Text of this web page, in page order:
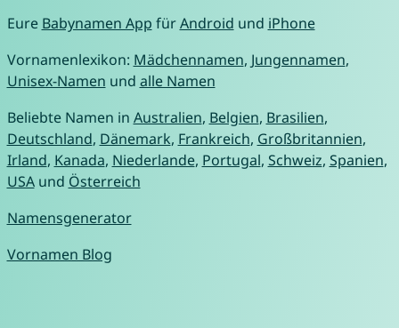
Eure Babynamen App fürAndroid und iPhone
Vornamenlexikon: Mädchennamen, Jungennamen,
Unisex-Namen und alle Namen
Beliebte Namen in Australien, Belgien, Brasilien,
Deutschland, Dänemark, Frankreich, Großbritannien,
Irland, Kanada, Niederlande, Portugal, Schweiz, Spanien,
USAund Österreich
Namensgenerator
Vornamen Blog